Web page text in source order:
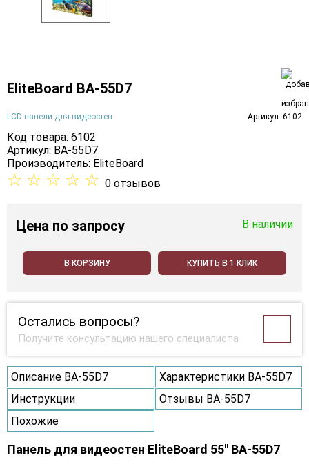
EliteBoard BA-55D7
LCD панели для видеостен Артикул: 6102
Код товара: 6102
Артикул: BA-55D7
Производитель: EliteBoard
☆ ☆ ☆ ☆ ☆ 0 отзывов
Цена по запросу В наличии
В КОРЗИНУ КУПИТЬ В 1 КЛИК
Остались вопросы?
Получите консультацию нашего специалиста
Описание BA-55D7
Характеристики BA-55D7
Инструкции
Отзывы BA-55D7
Похожие
Панель для видеостен EliteBoard 55" BA-55D7